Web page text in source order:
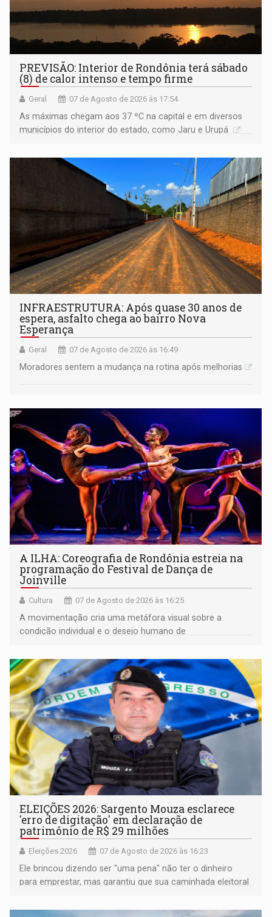
PREVISÃO: Interior de Rondônia terá sábado
(8) de calor intenso e tempo firme
Geral 07 de Agosto de 2026 às 17:54
As máximas chegam aos 37 ºC na capital e em diversos
municípios do interior do estado, como Jaru e Urupá
INFRAESTRUTURA: Após quase 30 anos de
espera, asfalto chega ao bairro Nova
Esperança
Geral 07 de Agosto de 2026 às 16:49
Moradores sentem a mudança na rotina após melhorias
A ILHA: Coreografia de Rondônia estreia na
programação do Festival de Dança de
Joinville
Cultura 07 de Agosto de 2026 às 16:25
A movimentação cria uma metáfora visual sobre a
condição individual e o desejo humano de
ELEIÇÕES 2026: Sargento Mouza esclarece
'erro de digitação' em declaração de
patrimônio de R$ 29 milhões
Eleições 2026 07 de Agosto de 2026 às 16:23
Ele brincou dizendo ser "uma pena" não ter o dinheiro
para emprestar, mas garantiu que sua caminhada eleitoral